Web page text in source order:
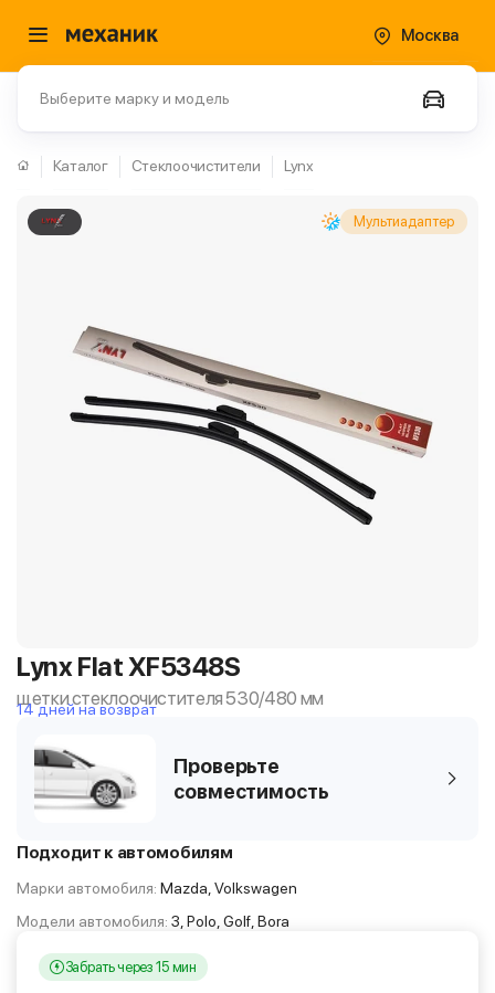
Москва
Выберите марку и модель
Каталог Стеклоочистители Lynx
Мультиадаптер
Lynx Flat XF5348S
щетки стеклоочистителя 530/480 мм
14 дней на возврат
Проверьте
совместимость
Подходит к автомобилям
Марки автомобиля: Mazda, Volkswagen
Модели автомобиля: 3, Polo, Golf, Bora
Забрать через 15 мин